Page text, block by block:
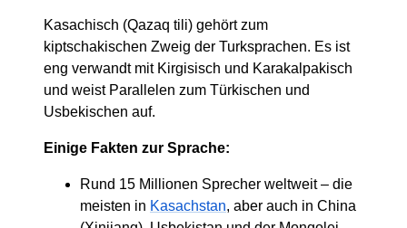
Kasachisch (Qazaq tili) gehört zum
kiptschakischen Zweig der Turksprachen. Es ist
eng verwandt mit Kirgisisch und Karakalpakisch
und weist Parallelen zum Türkischen und
Usbekischen auf.
Einige Fakten zur Sprache:
Rund 15 Millionen Sprecher weltweit – die
meisten in Kasachstan, aber auch in China